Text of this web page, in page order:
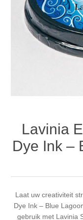
Stompkaarsen
Magic
Personen
Alcohol ink
Embossing
Inkleuren
Gummiapan
Lavinia Stamps
Ranger
Inspiratie
Art Journal 2025
Kaarten 2023
kaarten 2022
Art journal 2022
Lavinia
Dye Ink –
Laat uw creativiteit
Dye Ink – Blue
gebruik met Lavinia